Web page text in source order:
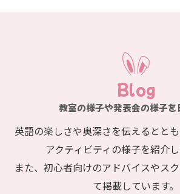
教室の様子や発表会の様子を
Blog
英語の楽しさや奥深さを伝えるとと
アクティビティの様子を紹介し
また、初心者向けのアドバイスやス
て掲載しています。